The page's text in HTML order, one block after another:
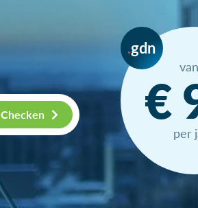
Checken
gdn
€
per